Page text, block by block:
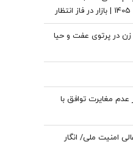
در پرتوی عفت و حیا
عدم مغایرت توافق با
امنیت ملی/ انگار